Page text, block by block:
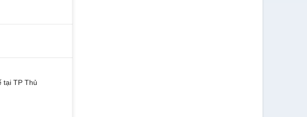
tại TP Thủ